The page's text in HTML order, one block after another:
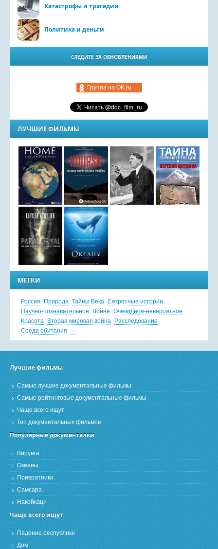
Катастрофы и трагедии
Политика и деньги
СЛЕДИТЕ ЗА ОБНОВЛЕНИЯМИ
Группа на OK.ru
ЛУЧШИЕ ФИЛЬМЫ
МЕТКИ
Россия Природа Тайны Века Секретные истории
Научно-познавательное
Война Очевидное-невероятное
Красота
Вторая мировая война
Расследование
Среда обитания ---
Лучшие фильмы
Самые лучшие документальные фильмы
Самые рейтинговые документальные фильмы
Чаще всего ищут
Топ документальных фильмов
Популярные документалки
Вирунга
Океаны
Привратники
Самсара
Накойкаци
Чаще всего ищут
Падение республики
Дом